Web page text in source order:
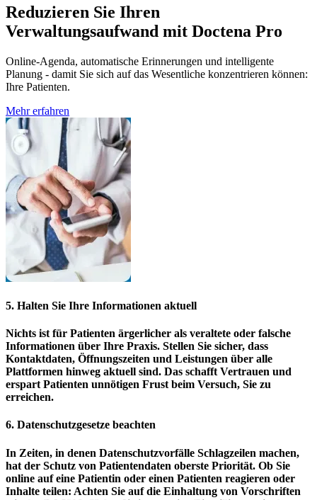
Reduzieren Sie Ihren
Verwaltungsaufwand mit Doctena Pro
Online-Agenda, automatische Erinnerungen und intelligente
Planung - damit Sie sich auf das Wesentliche konzentrieren können:
Ihre Patienten.
Mehr erfahren
5. Halten Sie Ihre Informationen aktuell
Nichts ist für Patienten ärgerlicher als veraltete oder falsche
Informationen über Ihre Praxis. Stellen Sie sicher, dass
Kontaktdaten, Öffnungszeiten und Leistungen über alle
Plattformen hinweg aktuell sind. Das schafft Vertrauen und
erspart Patienten unnötigen Frust beim Versuch, Sie zu
erreichen.
6. Datenschutzgesetze beachten
In Zeiten, in denen Datenschutzvorfälle Schlagzeilen machen,
hat der Schutz von Patientendaten oberste Priorität. Ob Sie
online auf eine Patientin oder einen Patienten reagieren oder
Inhalte teilen: Achten Sie auf die Einhaltung von Vorschriften